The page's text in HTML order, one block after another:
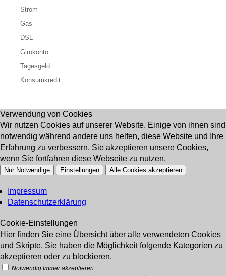
Strom
Gas
DSL
Girokonto
Tagesgeld
Konsumkredit
Verwendung von Cookies
Wir nutzen Cookies auf unserer Website. Einige von ihnen sind
notwendig während andere uns helfen, diese Website und Ihre
Erfahrung zu verbessern. Sie akzeptieren unsere Cookies,
wenn Sie fortfahren diese Webseite zu nutzen.
Nur Notwendige Einstellungen Alle Cookies akzeptieren
Impressum
Datenschutzerklärung
Cookie-Einstellungen
Hier finden Sie eine Übersicht über alle verwendeten Cookies
und Skripte. Sie haben die Möglichkeit folgende Kategorien zu
akzeptieren oder zu blockieren.
Notwendig Immer akzeptieren